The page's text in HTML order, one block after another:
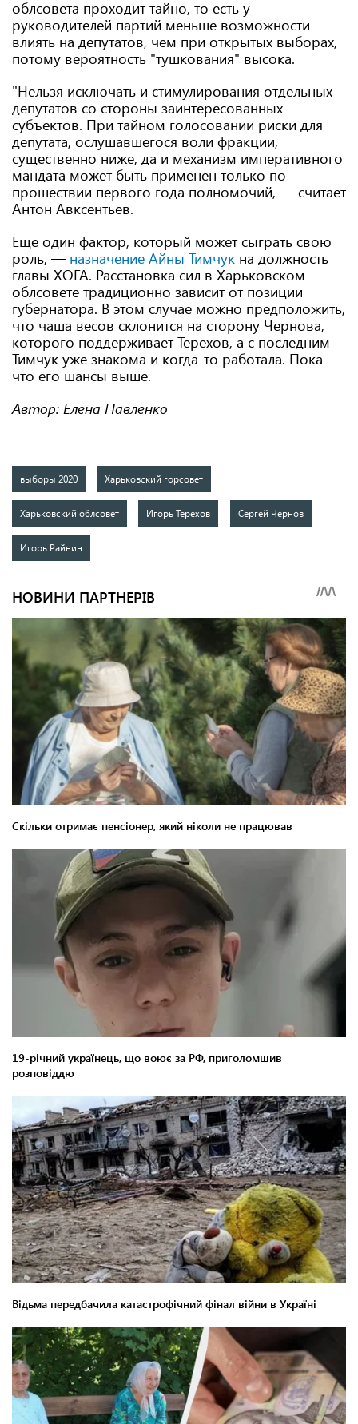
облсовета проходит тайно, то есть у
руководителей партий меньше возможности
влиять на депутатов, чем при открытых выборах,
потому вероятность "тушкования" высока.
"Нельзя исключать и стимулирования отдельных
депутатов со стороны заинтересованных
субъектов. При тайном голосовании риски для
депутата, ослушавшегося воли фракции,
существенно ниже, да и механизм императивного
мандата может быть применен только по
прошествии первого года полномочий, — считает
Антон Авксентьев.
Еще один фактор, который может сыграть свою
роль, — назначение Айны Тимчук на должность
главы ХОГА. Расстановка сил в Харьковском
облсовете традиционно зависит от позиции
губернатора. В этом случае можно предположить,
что чаша весов склонится на сторону Чернова,
которого поддерживает Терехов, а с последним
Тимчук уже знакома и когда-то работала. Пока
что его шансы выше.
Автор: Елена Павленко
выборы 2020 Харьковский горсовет
Харьковский облсовет Игорь Терехов Сергей Чернов
Игорь Райнин